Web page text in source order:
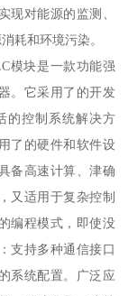
现对能源的监测、
耗和环境污染。
块是一款功能强
。它采用了的开发
的控制系统解决方
了的硬件和软件设
备高速计算、津确
又适用于复杂控制
编程模式，即使没
支持多种通信接口
系统配置。广泛应